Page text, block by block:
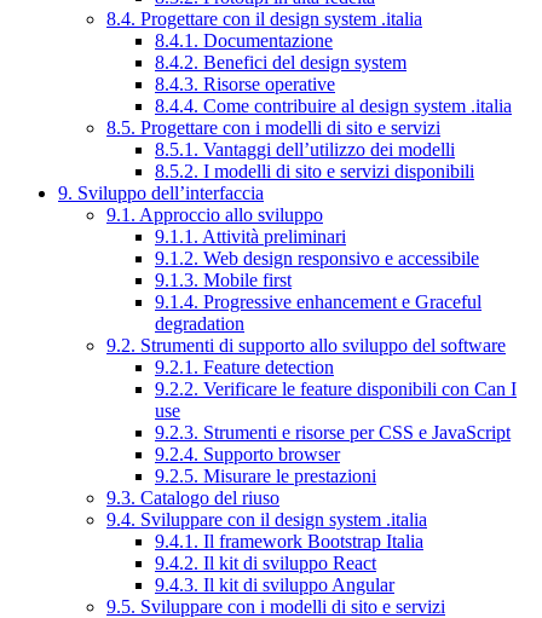
8.4. Progettare con il design system .italia
8.4.1. Documentazione
8.4.2. Benefici del design system
8.4.3. Risorse operative
8.4.4. Come contribuire al design system .italia
8.5. Progettare con i modelli di sito e servizi
8.5.1. Vantaggi dell’utilizzo dei modelli
8.5.2. I modelli di sito e servizi disponibili
9. Sviluppo dell’interfaccia
9.1. Approccio allo sviluppo
9.1.1. Attività preliminari
9.1.2. Web design responsivo e accessibile
9.1.3. Mobile first
9.1.4. Progressive enhancement e Graceful
degradation
9.2. Strumenti di supporto allo sviluppo del software
9.2.1. Feature detection
9.2.2. Verificare le feature disponibili con Can I
use
9.2.3. Strumenti e risorse per CSS e JavaScript
9.2.4. Supporto browser
9.2.5. Misurare le prestazioni
9.3. Catalogo del riuso
9.4. Sviluppare con il design system .italia
9.4.1. Il framework Bootstrap Italia
9.4.2. Il kit di sviluppo React
9.4.3. Il kit di sviluppo Angular
9.5. Sviluppare con i modelli di sito e servizi